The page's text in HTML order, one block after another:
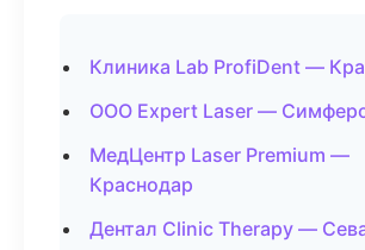
Клиника Lab ProfiDent —
ООО Expert Laser —
МедЦентр Laser Premium —
Краснодар
Дентал Clinic Therapy —